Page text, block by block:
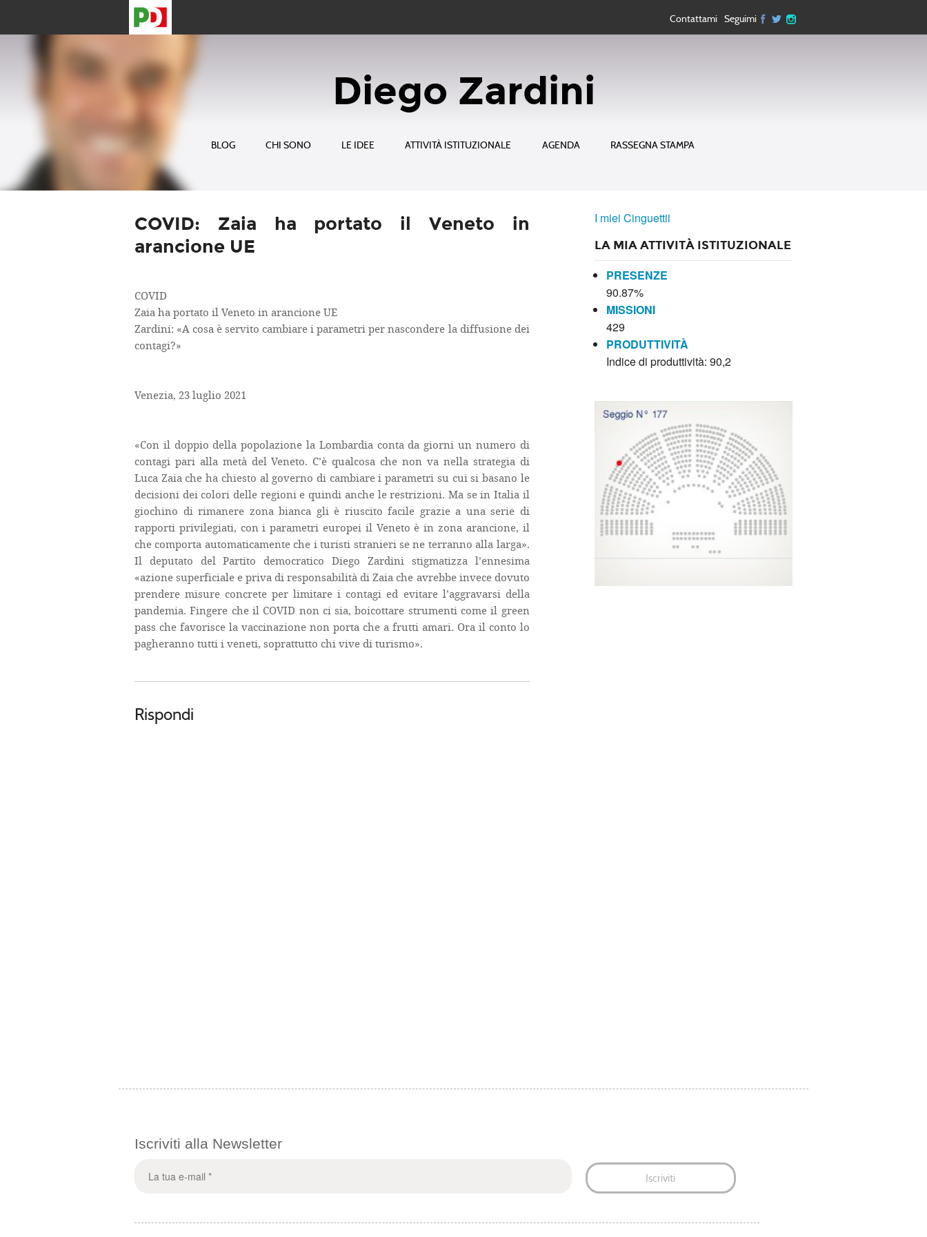
Contattami Seguimi
Diego Zardini
BLOG CHI SONO LE IDEE ATTIVITÀ ISTITUZIONALE AGENDA RASSEGNA STAMPA
COVID: Zaia ha portato il Veneto in
arancione UE
COVID
Zaia ha portato il Veneto in arancione UE
Zardini: «A cosa è servito cambiare i parametri per nascondere la diffusione dei
contagi?»
Venezia, 23 luglio 2021
«Con il doppio della popolazione la Lombardia conta da giorni un numero di
contagi pari alla metà del Veneto. C’è qualcosa che non va nella strategia di
Luca Zaia che ha chiesto al governo di cambiare i parametri su cui si basano le
decisioni dei colori delle regioni e quindi anche le restrizioni. Ma se in Italia il
giochino di rimanere zona bianca gli è riuscito facile grazie a una serie di
rapporti privilegiati, con i parametri europei il Veneto è in zona arancione, il
che comporta automaticamente che i turisti stranieri se ne terranno alla larga».
Il deputato del Partito democratico Diego Zardini stigmatizza l’ennesima
«azione superficiale e priva di responsabilità di Zaia che avrebbe invece dovuto
prendere misure concrete per limitare i contagi ed evitare l’aggravarsi della
pandemia. Fingere che il COVID non ci sia, boicottare strumenti come il green
pass che favorisce la vaccinazione non porta che a frutti amari. Ora il conto lo
pagheranno tutti i veneti, soprattutto chi vive di turismo».
Rispondi
I miei Cinguettii
LA MIA ATTIVITÀ ISTITUZIONALE
PRESENZE
90.87%
MISSIONI
429
PRODUTTIVITÀ
Indice di produttività: 90,2
Iscriviti alla Newsletter